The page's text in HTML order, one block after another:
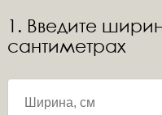
1. Введите
сантиметрах